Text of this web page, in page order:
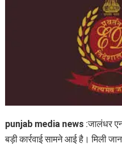
punjab media news :जालंधर
बड़ी कार्रवाई सामने आई है। मिली